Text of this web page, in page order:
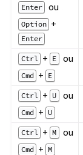
Enter ou
Option +
Enter
Ctrl + E ou
Cmd + E
Ctrl + U ou
Cmd + U
Ctrl + M ou
Cmd + M